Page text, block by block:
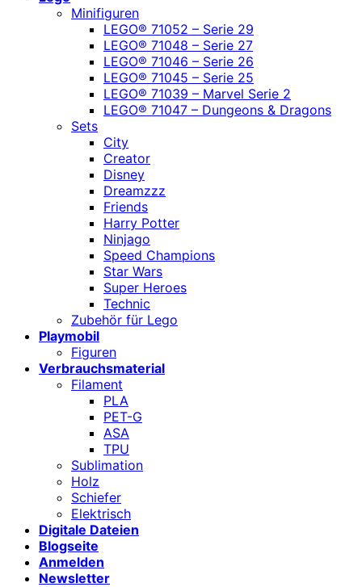
Minifiguren
LEGO® 71052 – Serie 29
LEGO® 71048 – Serie 27
LEGO® 71046 – Serie 26
LEGO® 71045 – Serie 25
LEGO® 71039 – Marvel Serie 2
LEGO® 71047 – Dungeons & Dragons
Sets
City
Creator
Disney
Dreamzzz
Friends
Harry Potter
Ninjago
Speed Champions
Star Wars
Super Heroes
Technic
Zubehör für Lego
Playmobil
Figuren
Verbrauchsmaterial
Filament
PLA
PET-G
ASA
TPU
Sublimation
Holz
Schiefer
Elektrisch
Digitale Dateien
Blogseite
Anmelden
Newsletter